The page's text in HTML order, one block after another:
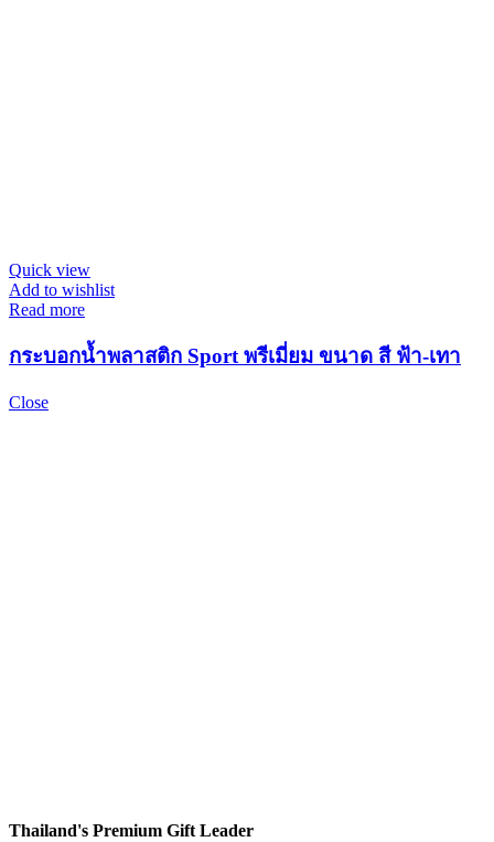
Quick view
Add to wishlist
Read more
กระบอกน้ำพลาสติก Sport พรีเมี่ยม ขนาด สี ฟ้า-เทา
Close
Thailand's Premium Gift Leader